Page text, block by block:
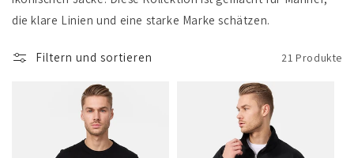
die klare Linien und eine starke Marke schätzen.
Filtern und sortieren 21 Produkte